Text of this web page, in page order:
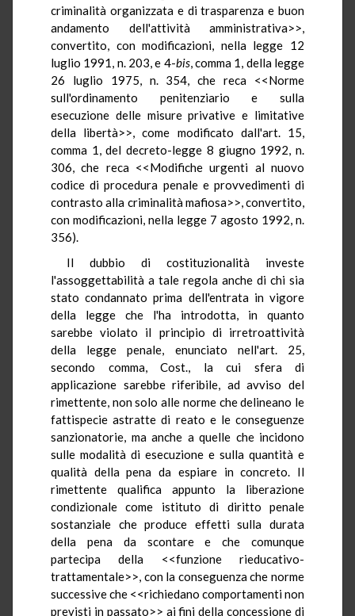
criminalità organizzata e di trasparenza e buon
andamento dell'attività amministrativa>>,
convertito, con modificazioni, nella legge 12
luglio 1991, n. 203, e 4-bis, comma 1, della legge
26 luglio 1975, n. 354, che reca <<Norme
sull'ordinamento penitenziario e sulla
esecuzione delle misure privative e limitative
della libertà>>, come modificato dall'art. 15,
comma 1, del decreto-legge 8 giugno 1992, n.
306, che reca <<Modifiche urgenti al nuovo
codice di procedura penale e provvedimenti di
contrasto alla criminalità mafiosa>>, convertito,
con modificazioni, nella legge 7 agosto 1992, n.
356).
Il dubbio di costituzionalità investe
l'assoggettabilità a tale regola anche di chi sia
stato condannato prima dell'entrata in vigore
della legge che l'ha introdotta, in quanto
sarebbe violato il principio di irretroattività
della legge penale, enunciato nell'art. 25,
secondo comma, Cost., la cui sfera di
applicazione sarebbe riferibile, ad avviso del
rimettente, non solo alle norme che delineano le
fattispecie astratte di reato e le conseguenze
sanzionatorie, ma anche a quelle che incidono
sulle modalità di esecuzione e sulla quantità e
qualità della pena da espiare in concreto. Il
rimettente qualifica appunto la liberazione
condizionale come istituto di diritto penale
sostanziale che produce effetti sulla durata
della pena da scontare e che comunque
partecipa della <<funzione rieducativo-
trattamentale>>, con la conseguenza che norme
successive che <<richiedano comportamenti non
previsti in passato>> ai fini della concessione di